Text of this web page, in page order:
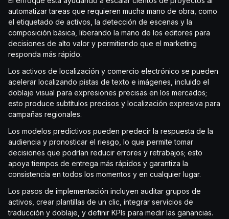
automatizar tareas que requieren mucha mano de obra, como
el etiquetado de activos, la detección de escenas y la
composición básica, liberando la mano de los editores para
decisiones de alto valor y permitiendo que el marketing
responda más rápido.
Los activos de localización y comercio electrónico se pueden
acelerar localizando pistas de texto e imágenes, incluido el
doblaje visual para expresiones precisas en los mercados;
esto produce subtítulos precisos y localización expresiva para
campañas regionales.
Los modelos predictivos pueden predecir la respuesta de la
audiencia y pronosticar el riesgo, lo que permite tomar
decisiones que podrían reducir errores y retrabajos; esto
apoya tiempos de entrega más rápidos y garantiza la
consistencia en todos los momentos y en cualquier lugar.
Los pasos de implementación incluyen auditar grupos de
activos, crear plantillas de un clic, integrar servicios de
traducción y doblaje, y definir KPIs para medir las ganancias.